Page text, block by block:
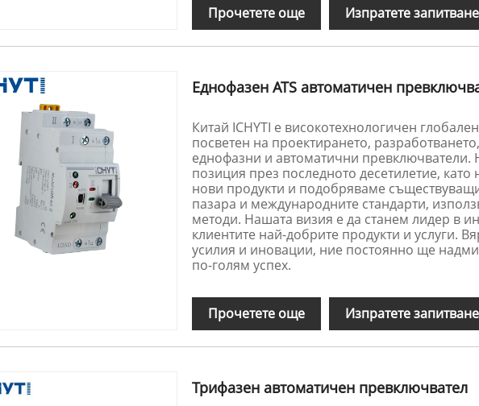
Прочетете още Изпратете запитване
Еднофазен ATS автоматичен
Китай ICHYTI е високотехнологичен
посветен на проектирането,
еднофазни и автоматични
позиция през последното десетилетие,
нови продукти и подобряваме
пазара и международните стандарти,
методи. Нашата визия е да станем лидер в
клиентите най-добрите продукти и услуги.
усилия и иновации, ние постоянно ще
по-голям успех.
Прочетете още Изпратете запитване
Трифазен автоматичен превключвател